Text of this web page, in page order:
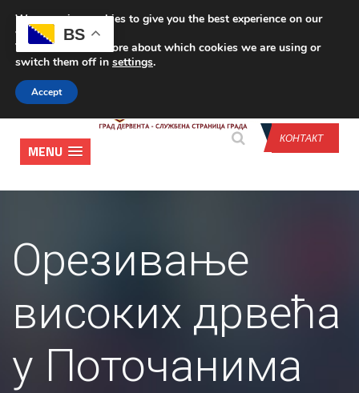
CONTACT US
КОНТАКТ
MENU
Орезивање
високих дрвећа
у Поточанима
BS
We are using cookies to give you the best experience on our
website.
You can find out more about which cookies we are using or
switch them off in settings.
Accept